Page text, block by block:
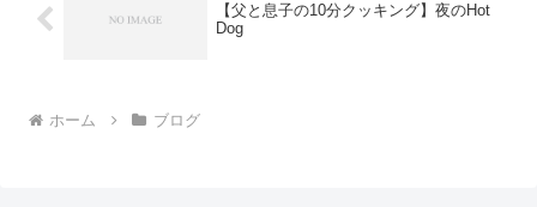
【父と息子の10分クッキング】夜のHot
Dog
ホーム ブログ